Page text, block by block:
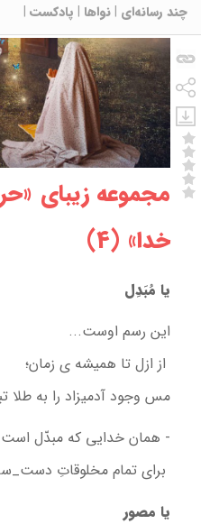
چند رسانه‌ای | نواها | پادکست |
مجموعه زیبای
خدا» (4)
یا مُبَدِل
این رسم اوست...
از ازل تا همیشه ی زمان؛
مس وجود آدمیزاد را به طلا
- همان خدایی که مبدّل است
برای تمام مخلوقاتِ
یا مصور